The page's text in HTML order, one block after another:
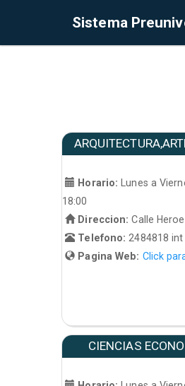
Sistema
Horario:
Lunes a
18:00
Direccion: Calle
Telefono: 2484818 int
Pagina Web: Click
CIENCIAS